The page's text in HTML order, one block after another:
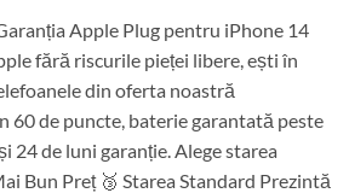
Apple Plug pentru iPhone 14
fără riscurile pieței libere, ești în
din oferta noastră
60 de puncte, baterie garantată peste
24 de luni garanție. Alege starea
Bun Preț 🥉 Starea Standard Prezintă